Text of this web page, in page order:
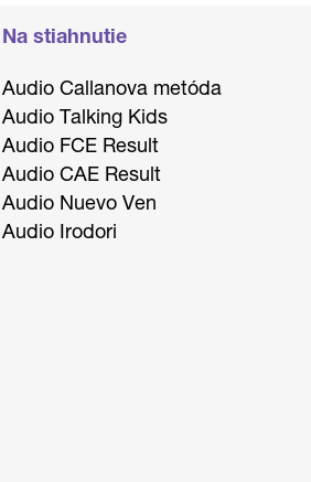
Na stiahnutie
Audio Callanova metóda
Audio Talking Kids
Audio FCE Result
Audio CAE Result
Audio Nuevo Ven
Audio Irodori